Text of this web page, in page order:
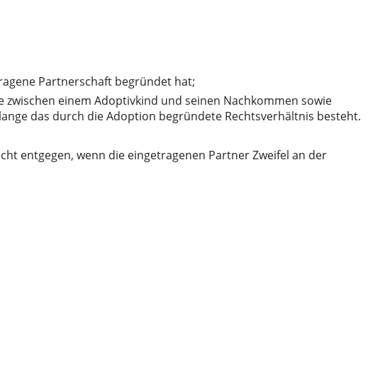
Partnerschaft begründet hat;
einem Adoptivkind und seinen Nachkommen sowie
das durch die Adoption begründete Rechtsverhältnis besteht.
entgegen, wenn die eingetragenen Partner Zweifel an der